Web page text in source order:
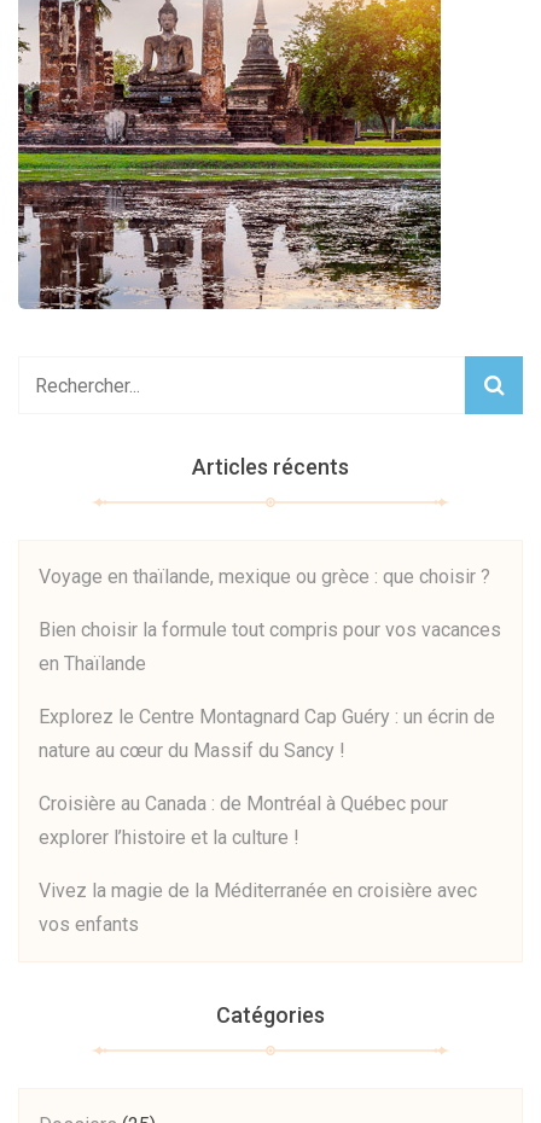
Articles récents
Voyage en thaïlande, mexique ou grèce : que choisir ?
Bien choisir la formule tout compris pour vos vacances
en Thaïlande
Explorez le Centre Montagnard Cap Guéry : un écrin de
nature au cœur du Massif du Sancy !
Croisière au Canada : de Montréal à Québec pour
explorer l’histoire et la culture !
Vivez la magie de la Méditerranée en croisière avec
vos enfants
Catégories